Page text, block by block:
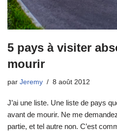
5 pays à visiter
mourir
par Jeremy 8 août 2012
J’ai une liste. Une liste de pays
avant de mourir. Ne me
partie, et tel autre non. C’est